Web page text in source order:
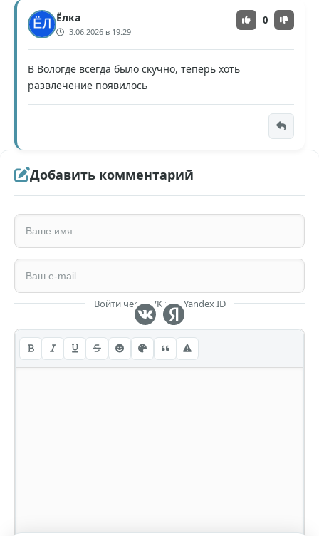
Ёлка
3.06.2026 в 19:29
0
В Вологде всегда было скучно, теперь хоть
развлечение появилось
Добавить комментарий
Войти через VK или Yandex ID